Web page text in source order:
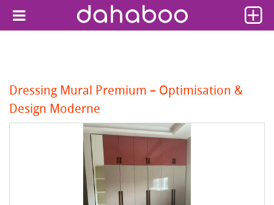
Dressing Mural Premium – Optimisation &
Design Moderne